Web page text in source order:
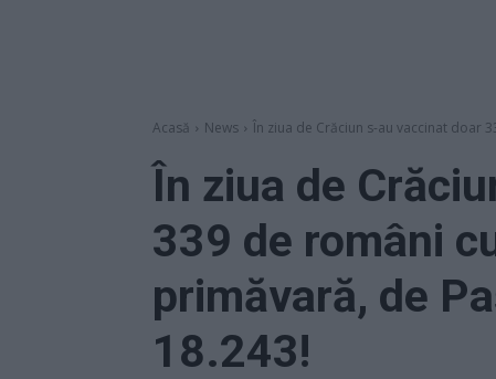
Acasă News În ziua de Crăciun s-au vaccinat doar
În ziua de
339 de români
primăvară, de
18.243!